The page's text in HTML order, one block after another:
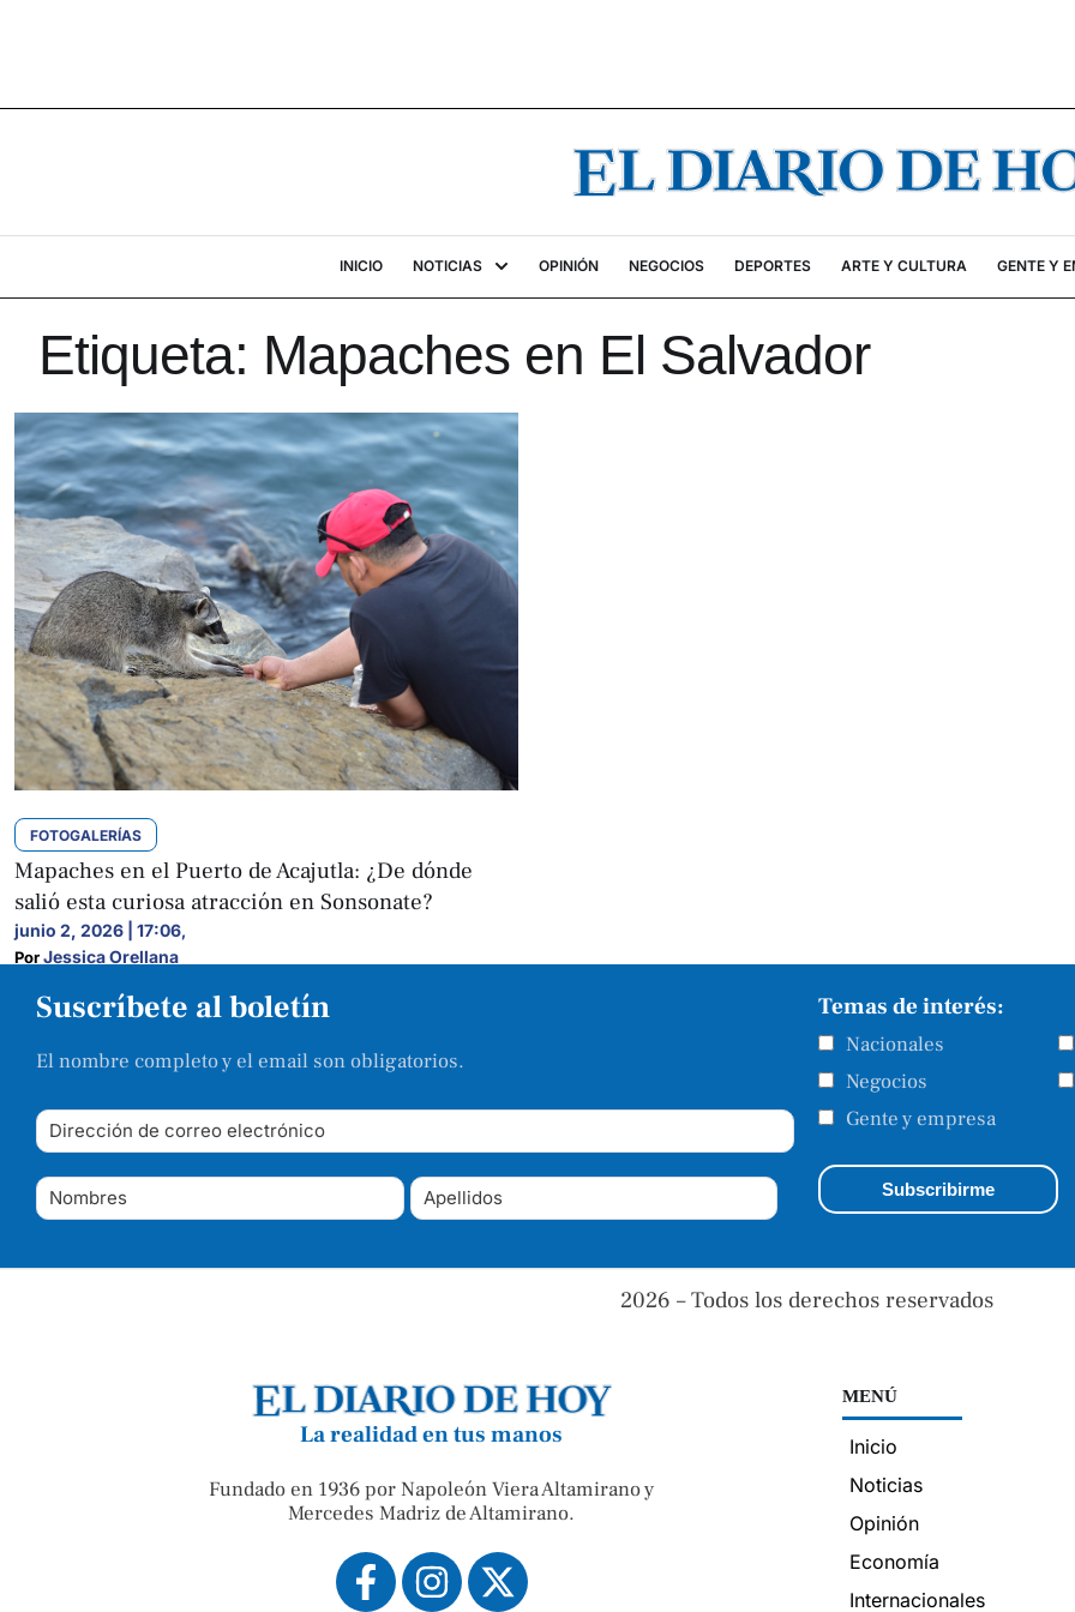
INICIO NOTICIAS OPINIÓN NEGOCIOS DEPORTES ARTE Y CULTURA GENTE Y
Etiqueta: Mapaches en El Salvador
FOTOGALERÍAS
Mapaches en el Puerto de Acajutla: ¿De dónde
salió esta curiosa atracción en Sonsonate?
junio 2, 2026 | 17:06,
Por Jessica Orellana
Suscríbete al boletín
El nombre completo y el email son obligatorios.
Temas de interés:
Nacionales
Negocios
Gente y empresa
2026 – Todos los derechos reservados
La realidad en tus manos
Fundado en 1936 por Napoleón Viera Altamirano y
Mercedes Madriz de Altamirano.
MENÚ
Inicio
Noticias
Opinión
Economía
Internacionales